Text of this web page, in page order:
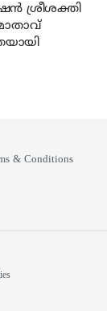
ശ്രീശക്തി
& Conditions